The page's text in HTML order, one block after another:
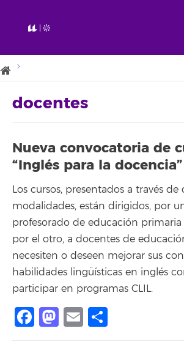
docentes
Nueva convocatoria de
“Inglés para la docencia”
Los cursos, presentados a través de
modalidades, están dirigidos, por
profesorado de educación primaria
por el otro, a docentes de
necesiten o deseen mejorar sus
habilidades lingüísticas en inglés
participar en programas CLIL.
Facebook
Mastodon
Email